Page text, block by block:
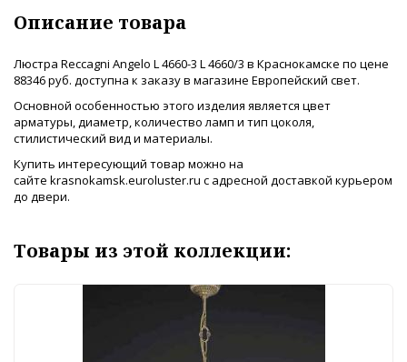
Описание товара
Люстра Reccagni Angelo L 4660-3 L 4660/3 в Краснокамске по цене
88346 руб. доступна к заказу в магазине Европейский свет.
Основной особенностью этого изделия является цвет
арматуры, диаметр, количество ламп и тип цоколя,
стилистический вид и материалы.
Купить интересующий товар можно на
сайте krasnokamsk.euroluster.ru с адресной доставкой курьером
до двери.
Товары из этой коллекции: